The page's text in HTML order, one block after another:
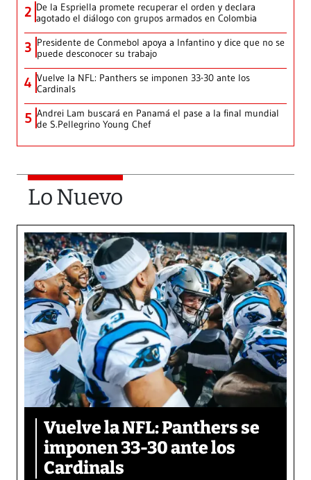
2 De la Espriella promete recuperar el orden y declara
agotado el diálogo con grupos armados en Colombia
3 Presidente de Conmebol apoya a Infantino y dice que no se
puede desconocer su trabajo
4 Vuelve la NFL: Panthers se imponen 33-30 ante los
Cardinals
5 Andrei Lam buscará en Panamá el pase a la final mundial
de S.Pellegrino Young Chef
Lo Nuevo
Vuelve la NFL: Panthers se
imponen 33-30 ante los
Cardinals